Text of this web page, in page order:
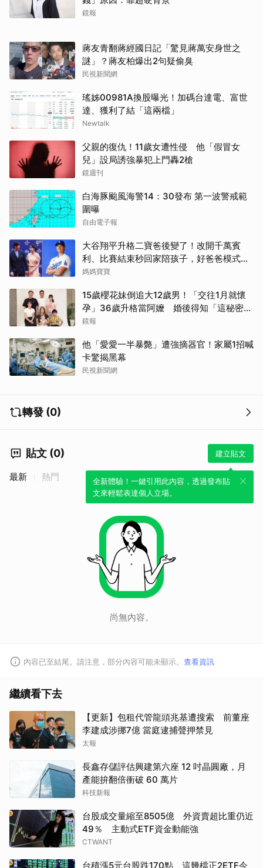
鏡報
蔣友青翻蔣經國日記「驚見蔣萬安身世之
謎」？蔣友柏爆出2句疑偷臭
民視新聞網
瑤姊00981A換股曝光！加碼台達電、富世
達、獲利了結「這兩檔」
Newtalk
父親的復仇！11歲女遭性侵 他「假冒女
兒」設局誘強暴犯上門轟2槍
鏡週刊
白海豚颱風海警14：30發布 第一波警戒範
圍曝
自由電子報
大谷翔平升格二寶爸後變了！改開千萬賓
利、比賽結束秒回家陪孩子，好爸爸模式全
開
媽媽寶寶
15歲櫻花妹倒追大12歲男！「交往1月就懷
孕」36歲升格當阿嬤 婚後得知「這秘密」
傻眼了
鏡報
他「愛愛一半暴斃」遭強摘器官！家屬1招喊
卡驚揭黑幕
民視新聞網
轉發 (0)
貼文 (0) 建立貼文
全新體驗！一鍵引用此內容，透過發布貼
文來輕鬆表達個人立場。
最新 熱門
尚無內容。
內容已至結尾。請注意，部分內容可能未顯示。 查看資訊
繼續看下去
【更新】包租代管龍頭兆基遭搜索 前董座
李建成涉挪7億 當庭逮捕聲押禁見
太報
長鑫存儲評估興建第六座 12 吋晶圓廠，月
產能拚翻倍衝破 60 萬片
科技新報
台股成交量縮至8505億 外資賣超比重仍近
49％ 主動式ETF資金動能強
CTWANT
台積漲5元台股跌170點 這幾檔正2ETF今